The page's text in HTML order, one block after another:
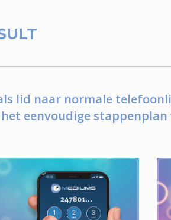
lid naar normale
eenvoudige